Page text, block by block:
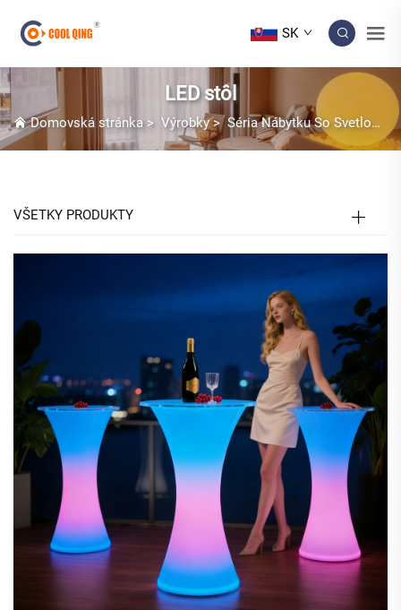
SK
LED stôl
Domovská stránka> Výrobky>Séria Nábytku So Svetlom LED
VŠETKY PRODUKTY